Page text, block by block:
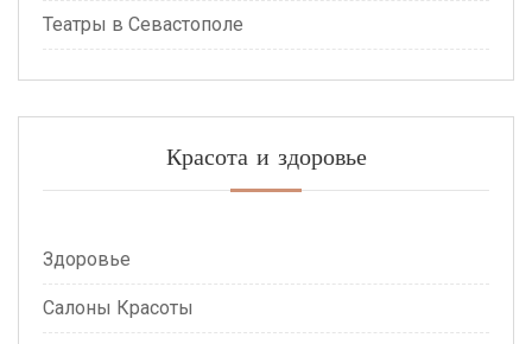
Театры в Севастополе
Красота и здоровье
Здоровье
Салоны Красоты